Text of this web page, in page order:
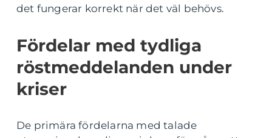
det fungerar korrekt när det väl behövs.
Fördelar med tydliga
röstmeddelanden under
kriser
De primära fördelarna med talade